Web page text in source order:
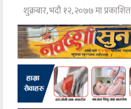
शुक्रबार, भदौ १२, २०७७ मा प्रकाशित